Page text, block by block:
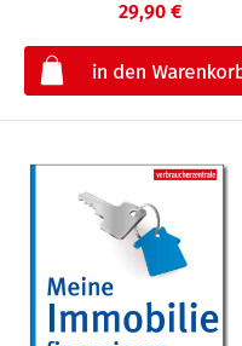
29,90 €